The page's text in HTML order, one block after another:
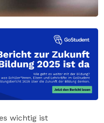
wichtig ist